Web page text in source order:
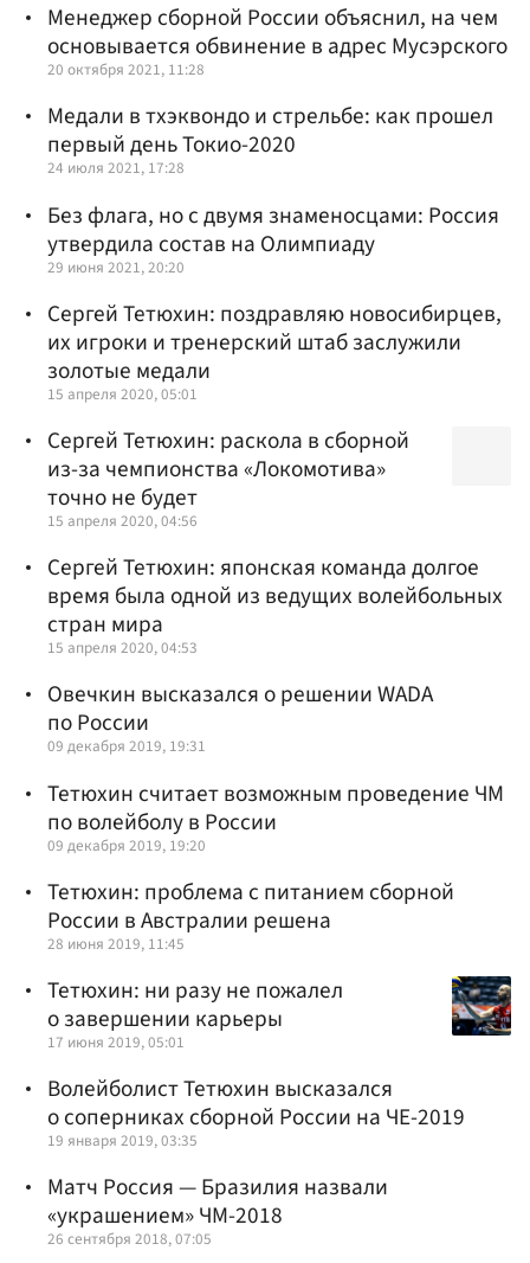
Менеджер сборной России объяснил, на чем
основывается обвинение в адрес Мусэрского
20 октября 2021, 11:28
Медали в тхэквондо и стрельбе: как прошел
первый день Токио-2020
24 июля 2021, 17:28
Без флага, но с двумя знаменосцами: Россия
утвердила состав на Олимпиаду
29 июня 2021, 20:20
Сергей Тетюхин: поздравляю новосибирцев,
их игроки и тренерский штаб заслужили
золотые медали
15 апреля 2020, 05:01
Сергей Тетюхин: раскола в сборной
из-за чемпионства «Локомотива»
точно не будет
15 апреля 2020, 04:56
Сергей Тетюхин: японская команда долгое
время была одной из ведущих волейбольных
стран мира
15 апреля 2020, 04:53
Овечкин высказался о решении WADA
по России
09 декабря 2019, 19:31
Тетюхин считает возможным проведение ЧМ
по волейболу в России
09 декабря 2019, 19:20
Тетюхин: проблема с питанием сборной
России в Австралии решена
28 июня 2019, 11:45
Тетюхин: ни разу не пожалел
о завершении карьеры
17 июня 2019, 05:01
Волейболист Тетюхин высказался
о соперниках сборной России на ЧЕ-2019
19 января 2019, 03:35
Матч Россия — Бразилия назвали
«украшением» ЧМ-2018
26 сентября 2018, 07:05